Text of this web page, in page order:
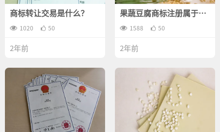
商标转让交易是什么？
1020 50
2年前
果蔬豆腐商标注册属于哪
一类？
1588 50
2年前